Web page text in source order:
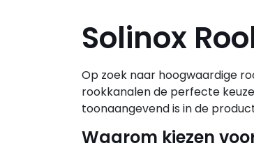
Solinox
Op zoek naar hoogwaardige
rookkanalen de perfecte
toonaangevend is in de
Waarom kiezen